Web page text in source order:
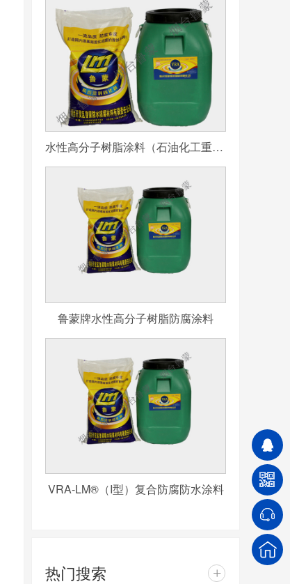
水性高分子树脂涂料（石油化工重防腐用）
鲁蒙牌水性高分子树脂防腐涂料
VRA-LM®（I型）复合防腐防水涂料
热门搜索 +